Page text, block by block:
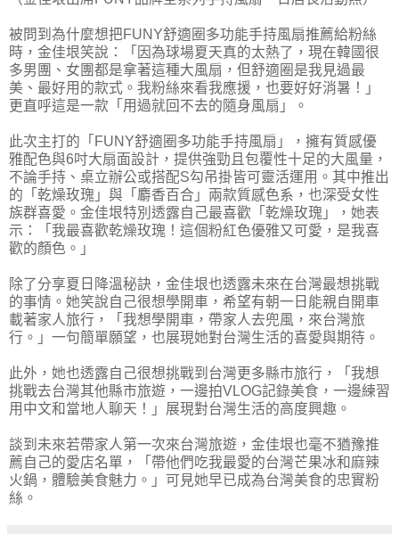
被問到為什麼想把FUNY舒適圈多功能手持風扇推薦給粉絲
時，金佳垠笑說：「因為球場夏天真的太熱了，現在韓國很
多男團、女團都是拿著這種大風扇，但舒適圈是我見過最
美、最好用的款式。我粉絲來看我應援，也要好好消暑！」
更直呼這是一款「用過就回不去的隨身風扇」。
此次主打的「FUNY舒適圈多功能手持風扇」，擁有質感優
雅配色與6吋大扇面設計，提供強勁且包覆性十足的大風量，
不論手持、桌立辦公或搭配S勾吊掛皆可靈活運用。其中推出
的「乾燥玫瑰」與「麝香百合」兩款質感色系，也深受女性
族群喜愛。金佳垠特別透露自己最喜歡「乾燥玫瑰」，她表
示：「我最喜歡乾燥玫瑰！這個粉紅色優雅又可愛，是我喜
歡的顏色。」
除了分享夏日降溫秘訣，金佳垠也透露未來在台灣最想挑戰
的事情。她笑說自己很想學開車，希望有朝一日能親自開車
載著家人旅行，「我想學開車，帶家人去兜風，來台灣旅
行。」一句簡單願望，也展現她對台灣生活的喜愛與期待。
此外，她也透露自己很想挑戰到台灣更多縣市旅行，「我想
挑戰去台灣其他縣市旅遊，一邊拍VLOG記錄美食，一邊練習
用中文和當地人聊天！」展現對台灣生活的高度興趣。
談到未來若帶家人第一次來台灣旅遊，金佳垠也毫不猶豫推
薦自己的愛店名單，「帶他們吃我最愛的台灣芒果冰和麻辣
火鍋，體驗美食魅力。」可見她早已成為台灣美食的忠實粉
絲。